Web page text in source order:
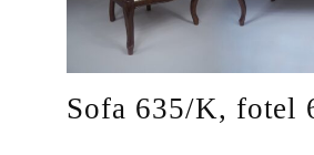
Sofa 635/K, fotel